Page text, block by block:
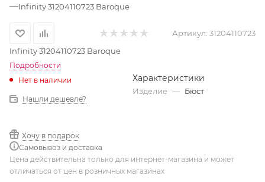
—Infinity 31204110723 Baroque
Артикул: 31204110723
Infinity 31204110723 Baroque
Подробности
Нет в наличии
Нашли дешевле?
Хочу в подарок
Самовывоз и доставка
Характеристики
Изделие — Бюст
Цена действительна только для интернет-магазина и может
отличаться от цен в розничных магазинах